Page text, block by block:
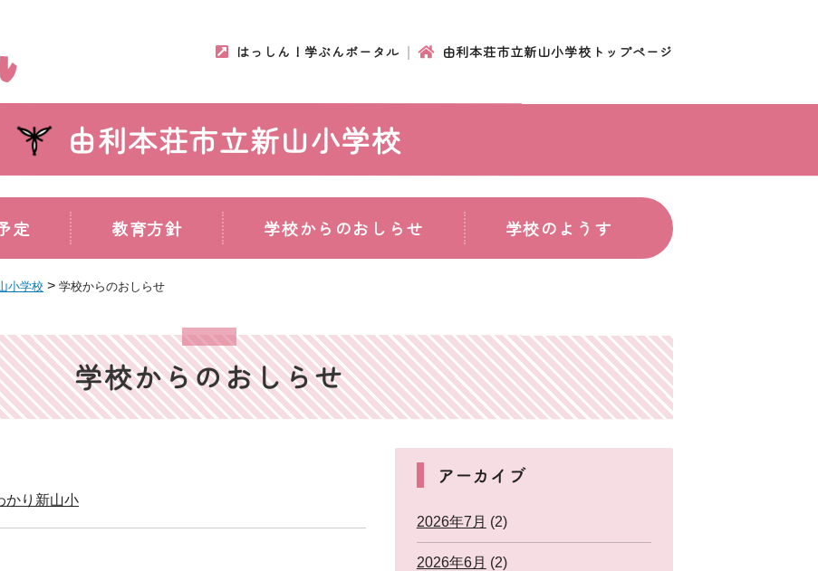
はっしん！学ぶんポータル 由利本荘市立新山小学校トップページ
由利本荘市立新山小学校
定 教育方針 学校からのおしらせ 学校のようす
小学校 > 学校からのおしらせ
学校からのおしらせ
り新山小
アーカイブ
2026年7月 (2)
2026年6月 (2)